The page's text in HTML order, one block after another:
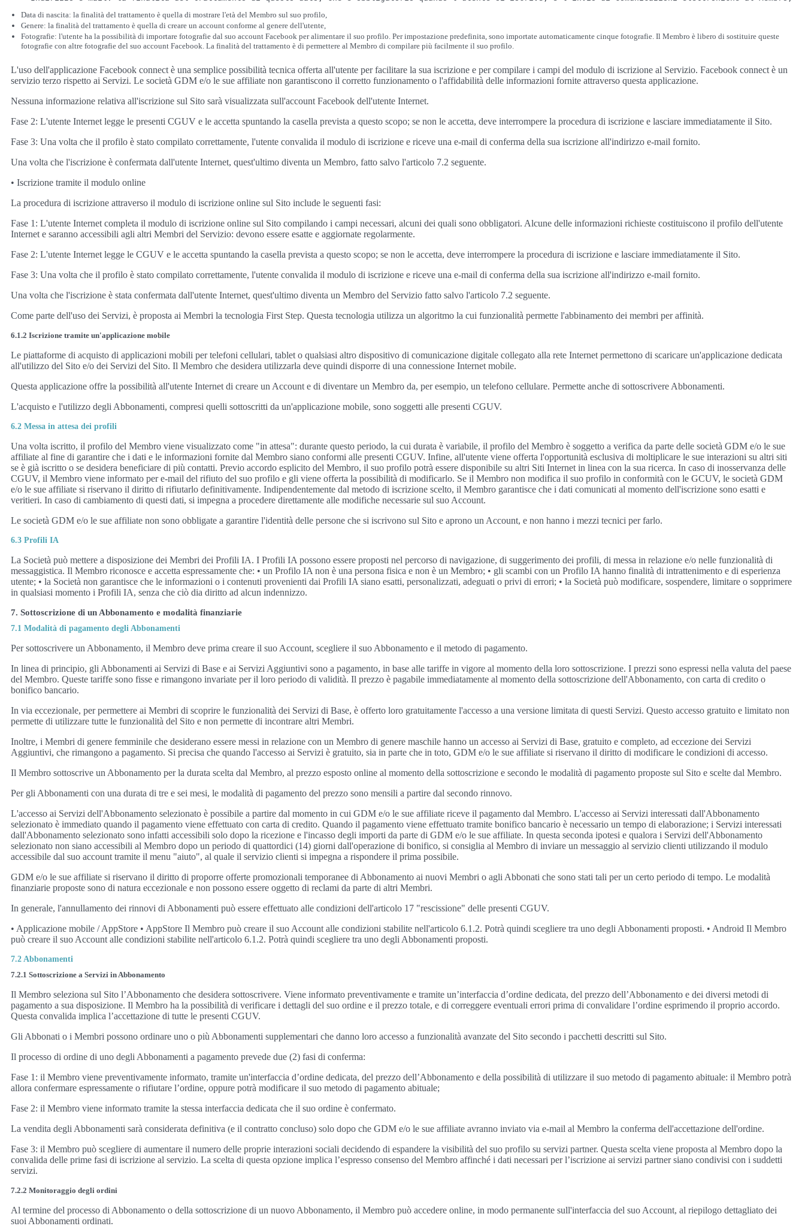
Data di nascita: la finalità del trattamento è quella di mostrare l'età del Membro sul suo profilo,
Genere: la finalità del trattamento è quella di creare un account conforme al genere dell'utente,
Fotografie: l'utente ha la possibilità di importare fotografie dal suo account Facebook per alimentare il suo profilo. Per impostazione predefinita, sono importate automaticamente cinque fotografie. Il Membro è libero di sostituire queste
fotografie con altre fotografie del suo account Facebook. La finalità del trattamento è di permettere al Membro di compilare più facilmente il suo profilo.
L'uso dell'applicazione Facebook connect è una semplice possibilità tecnica offerta all'utente per facilitare la sua iscrizione e per compilare i campi del modulo di iscrizione al Servizio. Facebook connect è un
servizio terzo rispetto ai Servizi. Le società GDM e/o le sue affiliate non garantiscono il corretto funzionamento o l'affidabilità delle informazioni fornite attraverso questa applicazione.
Nessuna informazione relativa all'iscrizione sul Sito sarà visualizzata sull'account Facebook dell'utente Internet.
Fase 2: L'utente Internet legge le presenti CGUV e le accetta spuntando la casella prevista a questo scopo; se non le accetta, deve interrompere la procedura di iscrizione e lasciare immediatamente il Sito.
Fase 3: Una volta che il profilo è stato compilato correttamente, l'utente convalida il modulo di iscrizione e riceve una e-mail di conferma della sua iscrizione all'indirizzo e-mail fornito.
Una volta che l'iscrizione è confermata dall'utente Internet, quest'ultimo diventa un Membro, fatto salvo l'articolo 7.2 seguente.
• Iscrizione tramite il modulo online
La procedura di iscrizione attraverso il modulo di iscrizione online sul Sito include le seguenti fasi:
Fase 1: L'utente Internet completa il modulo di iscrizione online sul Sito compilando i campi necessari, alcuni dei quali sono obbligatori. Alcune delle informazioni richieste costituiscono il profilo dell'utente
Internet e saranno accessibili agli altri Membri del Servizio: devono essere esatte e aggiornate regolarmente.
Fase 2: L'utente Internet legge le CGUV e le accetta spuntando la casella prevista a questo scopo; se non le accetta, deve interrompere la procedura di iscrizione e lasciare immediatamente il Sito.
Fase 3: Una volta che il profilo è stato compilato correttamente, l'utente convalida il modulo di iscrizione e riceve una e-mail di conferma della sua iscrizione all'indirizzo e-mail fornito.
Una volta che l'iscrizione è stata confermata dall'utente Internet, quest'ultimo diventa un Membro del Servizio fatto salvo l'articolo 7.2 seguente.
Come parte dell'uso dei Servizi, è proposta ai Membri la tecnologia First Step. Questa tecnologia utilizza un algoritmo la cui funzionalità permette l'abbinamento dei membri per affinità.
6.1.2 Iscrizione tramite un'applicazione mobile
Le piattaforme di acquisto di applicazioni mobili per telefoni cellulari, tablet o qualsiasi altro dispositivo di comunicazione digitale collegato alla rete Internet permettono di scaricare un'applicazione dedicata
all'utilizzo del Sito e/o dei Servizi del Sito. Il Membro che desidera utilizzarla deve quindi disporre di una connessione Internet mobile.
Questa applicazione offre la possibilità all'utente Internet di creare un Account e di diventare un Membro da, per esempio, un telefono cellulare. Permette anche di sottoscrivere Abbonamenti.
L'acquisto e l'utilizzo degli Abbonamenti, compresi quelli sottoscritti da un'applicazione mobile, sono soggetti alle presenti CGUV.
6.2 Messa in attesa dei profili
Una volta iscritto, il profilo del Membro viene visualizzato come "in attesa": durante questo periodo, la cui durata è variabile, il profilo del Membro è soggetto a verifica da parte delle società GDM e/o le sue
affiliate al fine di garantire che i dati e le informazioni fornite dal Membro siano conformi alle presenti CGUV. Infine, all'utente viene offerta l'opportunità esclusiva di moltiplicare le sue interazioni su altri siti
se è già iscritto o se desidera beneficiare di più contatti. Previo accordo esplicito del Membro, il suo profilo potrà essere disponibile su altri Siti Internet in linea con la sua ricerca. In caso di inosservanza delle
CGUV, il Membro viene informato per e-mail del rifiuto del suo profilo e gli viene offerta la possibilità di modificarlo. Se il Membro non modifica il suo profilo in conformità con le GCUV, le società GDM
e/o le sue affiliate si riservano il diritto di rifiutarlo definitivamente. Indipendentemente dal metodo di iscrizione scelto, il Membro garantisce che i dati comunicati al momento dell'iscrizione sono esatti e
veritieri. In caso di cambiamento di questi dati, si impegna a procedere direttamente alle modifiche necessarie sul suo Account.
Le società GDM e/o le sue affiliate non sono obbligate a garantire l'identità delle persone che si iscrivono sul Sito e aprono un Account, e non hanno i mezzi tecnici per farlo.
6.3 Profili IA
La Società può mettere a disposizione dei Membri dei Profili IA. I Profili IA possono essere proposti nel percorso di navigazione, di suggerimento dei profili, di messa in relazione e/o nelle funzionalità di
messaggistica. Il Membro riconosce e accetta espressamente che: • un Profilo IA non è una persona fisica e non è un Membro; • gli scambi con un Profilo IA hanno finalità di intrattenimento e di esperienza
utente; • la Società non garantisce che le informazioni o i contenuti provenienti dai Profili IA siano esatti, personalizzati, adeguati o privi di errori; • la Società può modificare, sospendere, limitare o sopprimere
in qualsiasi momento i Profili IA, senza che ciò dia diritto ad alcun indennizzo.
7. Sottoscrizione di un Abbonamento e modalità finanziarie
7.1 Modalità di pagamento degli Abbonamenti
Per sottoscrivere un Abbonamento, il Membro deve prima creare il suo Account, scegliere il suo Abbonamento e il metodo di pagamento.
In linea di principio, gli Abbonamenti ai Servizi di Base e ai Servizi Aggiuntivi sono a pagamento, in base alle tariffe in vigore al momento della loro sottoscrizione. I prezzi sono espressi nella valuta del paese
del Membro. Queste tariffe sono fisse e rimangono invariate per il loro periodo di validità. Il prezzo è pagabile immediatamente al momento della sottoscrizione dell'Abbonamento, con carta di credito o
bonifico bancario.
In via eccezionale, per permettere ai Membri di scoprire le funzionalità dei Servizi di Base, è offerto loro gratuitamente l'accesso a una versione limitata di questi Servizi. Questo accesso gratuito e limitato non
permette di utilizzare tutte le funzionalità del Sito e non permette di incontrare altri Membri.
Inoltre, i Membri di genere femminile che desiderano essere messi in relazione con un Membro di genere maschile hanno un accesso ai Servizi di Base, gratuito e completo, ad eccezione dei Servizi
Aggiuntivi, che rimangono a pagamento. Si precisa che quando l'accesso ai Servizi è gratuito, sia in parte che in toto, GDM e/o le sue affiliate si riservano il diritto di modificare le condizioni di accesso.
Il Membro sottoscrive un Abbonamento per la durata scelta dal Membro, al prezzo esposto online al momento della sottoscrizione e secondo le modalità di pagamento proposte sul Sito e scelte dal Membro.
Per gli Abbonamenti con una durata di tre e sei mesi, le modalità di pagamento del prezzo sono mensili a partire dal secondo rinnovo.
L'accesso ai Servizi dell'Abbonamento selezionato è possibile a partire dal momento in cui GDM e/o le sue affiliate riceve il pagamento dal Membro. L'accesso ai Servizi interessati dall'Abbonamento
selezionato è immediato quando il pagamento viene effettuato con carta di credito. Quando il pagamento viene effettuato tramite bonifico bancario è necessario un tempo di elaborazione; i Servizi interessati
dall'Abbonamento selezionato sono infatti accessibili solo dopo la ricezione e l'incasso degli importi da parte di GDM e/o le sue affiliate. In questa seconda ipotesi e qualora i Servizi dell'Abbonamento
selezionato non siano accessibili al Membro dopo un periodo di quattordici (14) giorni dall'operazione di bonifico, si consiglia al Membro di inviare un messaggio al servizio clienti utilizzando il modulo
accessibile dal suo account tramite il menu "aiuto", al quale il servizio clienti si impegna a rispondere il prima possibile.
GDM e/o le sue affiliate si riservano il diritto di proporre offerte promozionali temporanee di Abbonamento ai nuovi Membri o agli Abbonati che sono stati tali per un certo periodo di tempo. Le modalità
finanziarie proposte sono di natura eccezionale e non possono essere oggetto di reclami da parte di altri Membri.
In generale, l'annullamento dei rinnovi di Abbonamenti può essere effettuato alle condizioni dell'articolo 17 "rescissione" delle presenti CGUV.
• Applicazione mobile / AppStore • AppStore Il Membro può creare il suo Account alle condizioni stabilite nell'articolo 6.1.2. Potrà quindi scegliere tra uno degli Abbonamenti proposti. • Android Il Membro
può creare il suo Account alle condizioni stabilite nell'articolo 6.1.2. Potrà quindi scegliere tra uno degli Abbonamenti proposti.
7.2 Abbonamenti
7.2.1 Sottoscrizione a Servizi in Abbonamento
Il Membro seleziona sul Sito l’Abbonamento che desidera sottoscrivere. Viene informato preventivamente e tramite un’interfaccia d’ordine dedicata, del prezzo dell’Abbonamento e dei diversi metodi di
pagamento a sua disposizione. Il Membro ha la possibilità di verificare i dettagli del suo ordine e il prezzo totale, e di correggere eventuali errori prima di convalidare l’ordine esprimendo il proprio accordo.
Questa convalida implica l’accettazione di tutte le presenti CGUV.
Gli Abbonati o i Membri possono ordinare uno o più Abbonamenti supplementari che danno loro accesso a funzionalità avanzate del Sito secondo i pacchetti descritti sul Sito.
Il processo di ordine di uno degli Abbonamenti a pagamento prevede due (2) fasi di conferma:
Fase 1: il Membro viene preventivamente informato, tramite un'interfaccia d’ordine dedicata, del prezzo dell’Abbonamento e della possibilità di utilizzare il suo metodo di pagamento abituale: il Membro potrà
allora confermare espressamente o rifiutare l’ordine, oppure potrà modificare il suo metodo di pagamento abituale;
Fase 2: il Membro viene informato tramite la stessa interfaccia dedicata che il suo ordine è confermato.
La vendita degli Abbonamenti sarà considerata definitiva (e il contratto concluso) solo dopo che GDM e/o le sue affiliate avranno inviato via e-mail al Membro la conferma dell'accettazione dell'ordine.
Fase 3: il Membro può scegliere di aumentare il numero delle proprie interazioni sociali decidendo di espandere la visibilità del suo profilo su servizi partner. Questa scelta viene proposta al Membro dopo la
convalida delle prime fasi di iscrizione al servizio. La scelta di questa opzione implica l’espresso consenso del Membro affinché i dati necessari per l’iscrizione ai servizi partner siano condivisi con i suddetti
servizi.
7.2.2 Monitoraggio degli ordini
Al termine del processo di Abbonamento o della sottoscrizione di un nuovo Abbonamento, il Membro può accedere online, in modo permanente sull'interfaccia del suo Account, al riepilogo dettagliato dei
suoi Abbonamenti ordinati.